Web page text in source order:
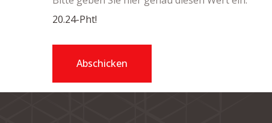
20.24-Pht!